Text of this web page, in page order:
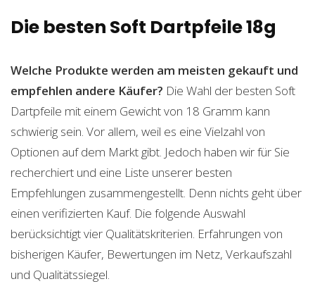
Die besten Soft Dartpfeile 18g
Welche Produkte werden am meisten gekauft und
empfehlen andere Käufer? Die Wahl der besten Soft
Dartpfeile mit einem Gewicht von 18 Gramm kann
schwierig sein. Vor allem, weil es eine Vielzahl von
Optionen auf dem Markt gibt. Jedoch haben wir für Sie
recherchiert und eine Liste unserer besten
Empfehlungen zusammengestellt. Denn nichts geht über
einen verifizierten Kauf. Die folgende Auswahl
berücksichtigt vier Qualitätskriterien. Erfahrungen von
bisherigen Käufer, Bewertungen im Netz, Verkaufszahl
und Qualitätssiegel.